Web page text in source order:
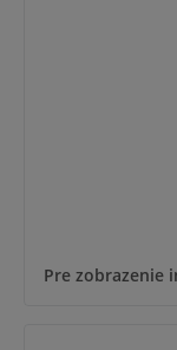
Pre zobrazenie